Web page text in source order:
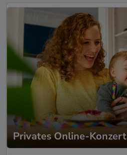
Privates Online-Konzert